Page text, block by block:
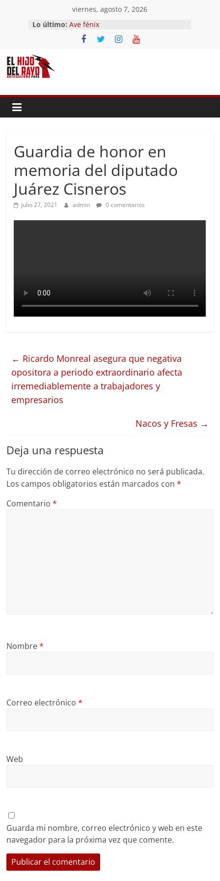
contenido
viernes, agosto 7, 2026
Lo último: Ave fénix
¿Dios no existe?
First Time
Guardia de honor en
memoria del diputado
Juárez Cisneros
julio 27, 2021 admin 0 comentarios
← Ricardo Monreal asegura que negativa
opositora a periodo extraordinario afecta
irremediablemente a trabajadores y
empresarios
Nacos y Fresas →
Deja una respuesta
Tu dirección de correo electrónico no será publicada.
Los campos obligatorios están marcados con*
Comentario*
Nombre*
Correo electrónico*
Web
Guarda mi nombre, correo electrónico y web en este
navegador para la próxima vez que comente.